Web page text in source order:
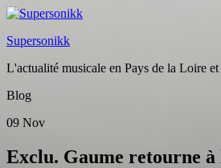
Supersonikk
L'actualité musicale en Pays de la Loire
Blog
09 Nov
Exclu. Gaume retourne à